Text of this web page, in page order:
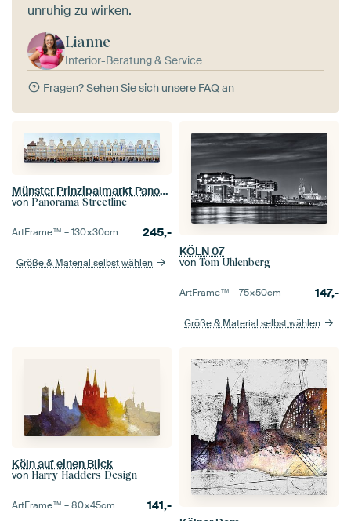
unruhig zu wirken.
Lianne
Interior-Beratung & Service
Fragen?Sehen Sie sich unsere FAQ an
Münster Prinzipalmarkt Panorama
von Panorama Streetline
ArtFrame™ –130×30cm 245,-
Größe & Material selbst wählen
KÖLN 07
von Tom Uhlenberg
ArtFrame™ –75×50cm 147,-
Größe & Material selbst wählen
Köln auf einen Blick
von Harry Hadders Design
ArtFrame™ –80×45cm
141,-